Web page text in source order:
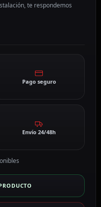
te respondemos
Pago seguro
Envío 24/48h